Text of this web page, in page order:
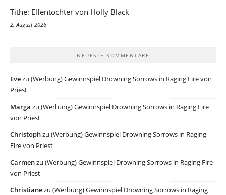
Tithe: Elfentochter von Holly Black
2. August 2026
NEUESTE KOMMENTARE
Evezu (Werbung) Gewinnspiel Drowning Sorrows in Raging Fire von
Priest
Marga zu (Werbung) Gewinnspiel Drowning Sorrows in Raging Fire
von Priest
Christophzu (Werbung) Gewinnspiel Drowning Sorrows in Raging
Fire von Priest
Carmenzu (Werbung) Gewinnspiel Drowning Sorrows in Raging Fire
von Priest
Christianezu (Werbung) Gewinnspiel Drowning Sorrows in Raging